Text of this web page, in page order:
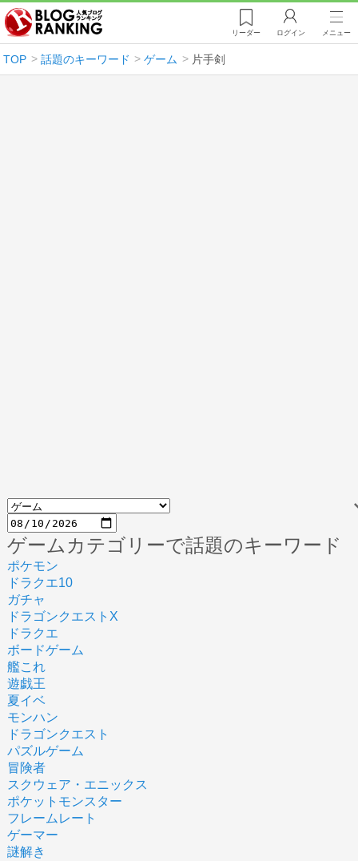
リーダー ログイン メニュー
TOP 話題のキーワード ゲーム 片手剣
ゲームカテゴリーで話題のキーワード
ポケモン
ドラクエ10
ガチャ
ドラゴンクエストX
ドラクエ
ボードゲーム
艦これ
遊戯王
夏イベ
モンハン
ドラゴンクエスト
パズルゲーム
冒険者
スクウェア・エニックス
ポケットモンスター
フレームレート
ゲーマー
謎解き